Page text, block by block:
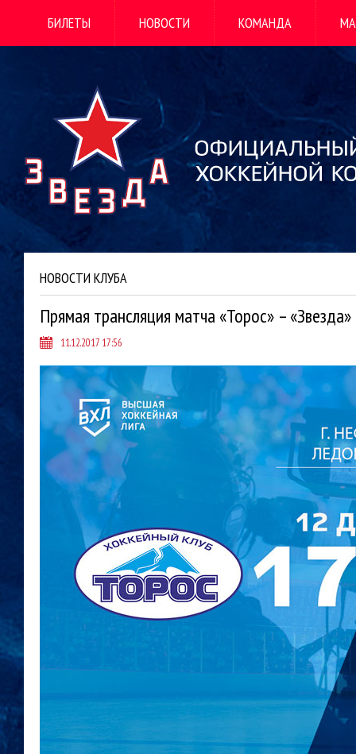
БИЛЕТЫ НОВОСТИ КОМАНДА
НОВОСТИ КЛУБА
Прямая трансляция матча «Торос» – «Звезда»
11.12.2017 17:56